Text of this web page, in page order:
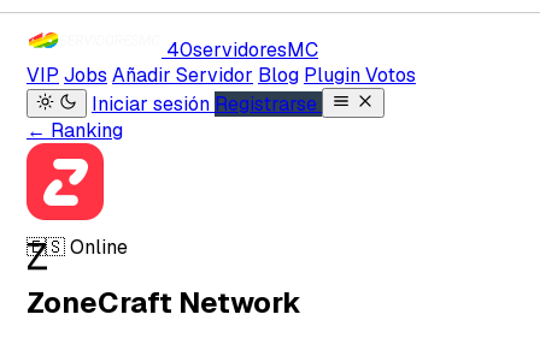
40servidoresMC
VIP Jobs Añadir Servidor Blog Plugin Votos
Iniciar sesión Registrarse
← Ranking
Z
🇪🇸Online
ZoneCraft Network